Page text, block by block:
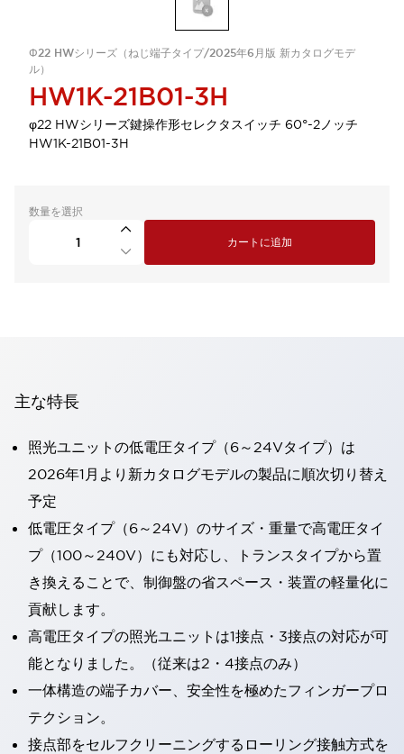
Φ22 HWシリーズ（ねじ端子タイプ/2025年6月版 新カタログモデ
ル）
HW1K-21B01-3H
φ22 HWシリーズ鍵操作形セレクタスイッチ 60°-2ノッチ
HW1K-21B01-3H
数量を選択
カートに追加
主な特長
照光ユニットの低電圧タイプ（6～24Vタイプ）は
2026年1月より新カタログモデルの製品に順次切り替え
予定
低電圧タイプ（6～24V）のサイズ・重量で高電圧タイ
プ（100～240V）にも対応し、トランスタイプから置
き換えることで、制御盤の省スペース・装置の軽量化に
貢献します。
高電圧タイプの照光ユニットは1接点・3接点の対応が可
能となりました。（従来は2・4接点のみ）
一体構造の端子カバー、安全性を極めたフィンガープロ
テクション。
接点部をセルフクリーニングするローリング接触方式を